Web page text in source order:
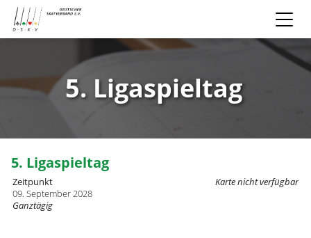
5. Ligaspieltag
5. Ligaspieltag
Karte nicht verfügbar
Zeitpunkt
09. September 2028
Ganztägig